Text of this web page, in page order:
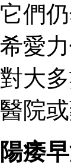
它們
希愛
對大
醫院
陽痿